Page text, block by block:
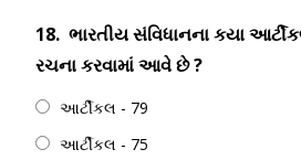
18. ભારતીય સંવિધાનના કયા
રચના કરવામાં આવે છે ?
આર્ટીકલ - 79
આર્ટીકલ - 75